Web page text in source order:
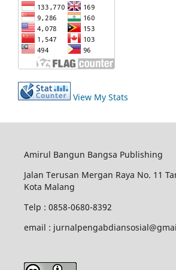
View My Stats
Amirul Bangun Bangsa Publishing
Jalan Terusan Mergan Raya No. 11
Kota Malang
Telp : 0858-0680-8392
email :